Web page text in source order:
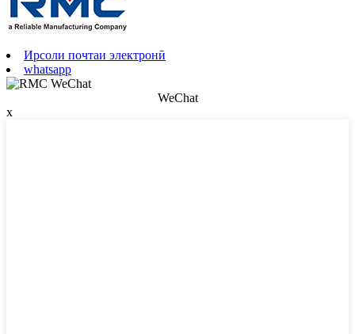
Ирсоли почтаи электронӣ
whatsapp
WeChat
x